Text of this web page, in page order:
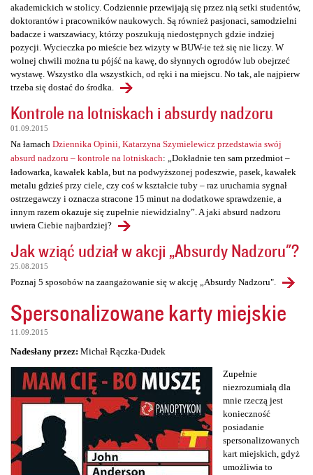
akademickich w stolicy. Codziennie przewijają się przez nią setki studentów,
doktorantów i pracowników naukowych. Są również pasjonaci, samodzielni
badacze i warszawiacy, którzy poszukują niedostępnych gdzie indziej
pozycji. Wycieczka po mieście bez wizyty w BUW-ie też się nie liczy. W
wolnej chwili można tu pójść na kawę, do słynnych ogrodów lub obejrzeć
wystawę. Wszystko dla wszystkich, od ręki i na miejscu. No tak, ale najpierw
trzeba się dostać do środka.
Kontrole na lotniskach i absurdy nadzoru
01.09.2015
Na łamach Dziennika Opinii, Katarzyna Szymielewicz przedstawia swój
absurd nadzoru – kontrole na lotniskach: „Dokładnie ten sam przedmiot –
ładowarka, kawałek kabla, but na podwyższonej podeszwie, pasek, kawałek
metalu gdzieś przy ciele, czy coś w kształcie tuby – raz uruchamia sygnał
ostrzegawczy i oznacza stracone 15 minut na dodatkowe sprawdzenie, a
innym razem okazuje się zupełnie niewidzialny”. A jaki absurd nadzoru
uwiera Ciebie najbardziej?
Jak wziąć udział w akcji „Absurdy Nadzoru"?
25.08.2015
Poznaj 5 sposobów na zaangażowanie się w akcję „Absurdy Nadzoru".
Spersonalizowane karty miejskie
11.09.2015
Nadesłany przez: Michał Rączka-Dudek
Zupełnie
niezrozumiałą dla
mnie rzeczą jest
konieczność
posiadanie
spersonalizowanych
kart miejskich, gdyż
umożliwia to